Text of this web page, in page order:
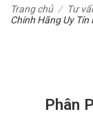
Trang chủ / Tư
Chính Hãng Uy
Phân